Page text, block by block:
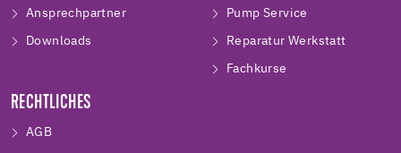
Ansprechpartner
Downloads
Pump Service
Reparatur Werkstatt
Fachkurse
RECHTLICHES
AGB